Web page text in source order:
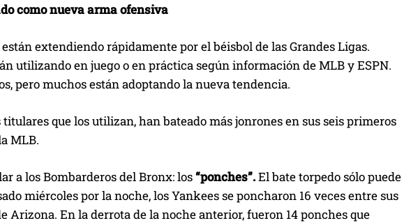
como nueva arma ofensiva
extendiendo rápidamente por el béisbol de las Grandes Ligas.
utilizando en juego o en práctica según información de MLB y ESPN.
pero muchos están adoptando la nueva tendencia.
que los utilizan, han bateado más jonrones en sus seis primeros
MLB.
a los Bombarderos del Bronx: los“ponches”.El bate torpedo sólo puede
miércoles por la noche, los Yankees se poncharon 16 veces entre sus
Arizona. En la derrota de la noche anterior, fueron 14 ponches que